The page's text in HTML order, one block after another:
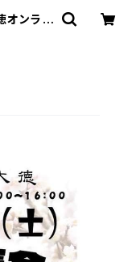
オンライ